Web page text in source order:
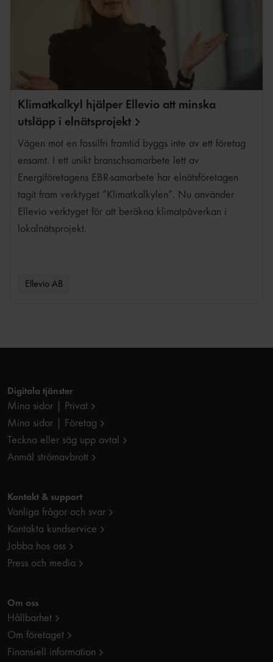
Fredrik Karlsson
Klimatkalkyl hjälper Ellevio att minska
utsläpp i elnätsprojekt
Vägen mot en fossilfri framtid byggs inte av ett företag
ensamt. I ett unikt branschsamarbete lett av
Energiföretagens EBR-samarbete har elnätsföretagen
tagit fram verktyget ”Klimatkalkylen”. Nu använder
Ellevio verktyget för att beräkna klimatpåverkan i
lokalnätsprojekt.
Ellevio AB
Digitala tjänster
Mina sidor | Privat
Mina sidor | Företag
Teckna eller säg upp avtal
Anmäl strömavbrott
Kontakt & support
Vanliga frågor och svar
Kontakta kundservice
Jobba hos oss
Press och media
Om oss
Hållbarhet
Om företaget
Finansiell information